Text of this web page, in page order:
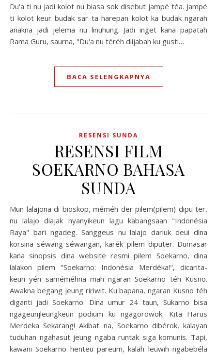
Du'a ti nu jadi kolot nu biasa sok disebut jampé téa. Jampé
ti kolot keur budak sar ta harepan kolot ka budak ngarah
anakna jadi jelema nu linuhung. Jadi inget kana papatah
Rama Guru, saurna, "Du'a nu téréh diijabah ku gusti…
BACA SELENGKAPNYA
RESENSI SUNDA
RESENSI FILM
SOEKARNO BAHASA
SUNDA
Mun lalajona di bioskop, méméh der pilem(pilem) dipu ter,
nu lalajo diajak nyanyikeun lagu kabangsaan "Indonésia
Raya" bari ngadeg. Sanggeus nu lalajo dariuk deui dina
korsina séwang-séwangan, karék pilem diputer. Dumasar
kana sinopsis dina website resmi pilem Soekarno, dina
lalakon pilem "Soekarno: Indonésia Merdéka!", dicarita-
keun yén saméméhna mah ngaran Soekarno téh Kusno.
Awakna begang jeung ririwit. Ku bapana, ngaran Kusno téh
diganti jadi Soekarno. Dina umur 24 taun, Sukarno bisa
ngageunjleungkeun podium ku ngagorowok: Kita Harus
Merdeka Sekarang! Akibat na, Soekarno dibérok, kalayan
tuduhan ngahasut jeung ngaba runtak siga komunis. Tapi,
kawani Soekarno henteu pareum, kalah leuwih ngabebéla